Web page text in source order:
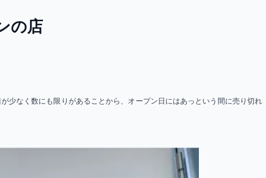
の店
少なく数にも限りがあることから、オープン日にはあっという間に売り切れ